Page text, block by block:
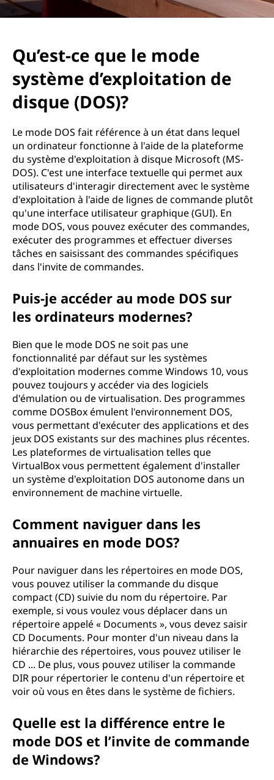
Qu’est-ce que le mode
système d’exploitation de
disque (DOS)?
Le mode DOS fait référence à un état dans lequel
un ordinateur fonctionne à l'aide de la plateforme
du système d'exploitation à disque Microsoft (MS-
DOS). C'est une interface textuelle qui permet aux
utilisateurs d'interagir directement avec le système
d'exploitation à l'aide de lignes de commande plutôt
qu'une interface utilisateur graphique (GUI). En
mode DOS, vous pouvez exécuter des commandes,
exécuter des programmes et effectuer diverses
tâches en saisissant des commandes spécifiques
dans l'invite de commandes.
Puis-je accéder au mode DOS sur
les ordinateurs modernes?
Bien que le mode DOS ne soit pas une
fonctionnalité par défaut sur les systèmes
d'exploitation modernes comme Windows 10, vous
pouvez toujours y accéder via des logiciels
d'émulation ou de virtualisation. Des programmes
comme DOSBox émulent l'environnement DOS,
vous permettant d'exécuter des applications et des
jeux DOS existants sur des machines plus récentes.
Les plateformes de virtualisation telles que
VirtualBox vous permettent également d'installer
un système d'exploitation DOS autonome dans un
environnement de machine virtuelle.
Comment naviguer dans les
annuaires en mode DOS?
Pour naviguer dans les répertoires en mode DOS,
vous pouvez utiliser la commande du disque
compact (CD) suivie du nom du répertoire. Par
exemple, si vous voulez vous déplacer dans un
répertoire appelé « Documents », vous devez saisir
CD Documents. Pour monter d'un niveau dans la
hiérarchie des répertoires, vous pouvez utiliser le
CD ... De plus, vous pouvez utiliser la commande
DIR pour répertorier le contenu d'un répertoire et
voir où vous en êtes dans le système de fichiers.
Quelle est la différence entre le
mode DOS et l’invite de commande
de Windows?